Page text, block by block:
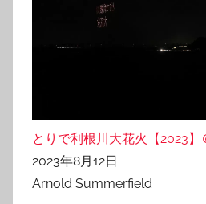
とりで利根川大花火【2023】
2023年8月12日
Arnold Summerfield